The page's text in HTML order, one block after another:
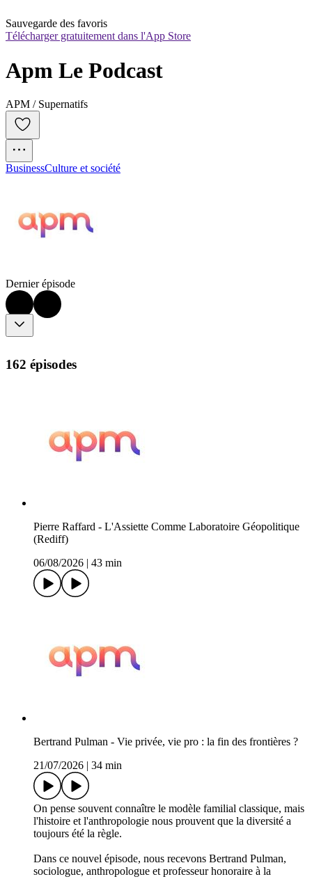
Sauvegarde des favoris
Télécharger gratuitement dans l'App Store
Apm Le Podcast
APM / Supernatifs
BusinessCulture et société
Dernier épisode
162 épisodes
Pierre Raffard - L'Assiette Comme Laboratoire Géopolitique
(Rediff)
06/08/2026
43 min
Bertrand Pulman - Vie privée, vie pro : la fin des frontières ?
21/07/2026
34 min
On pense souvent connaître le modèle familial classique, mais
l'histoire et l'anthropologie nous prouvent que la diversité a
toujours été la règle.
Dans ce nouvel épisode, nous recevons Bertrand Pulman,
sociologue, anthropologue et professeur honoraire à la